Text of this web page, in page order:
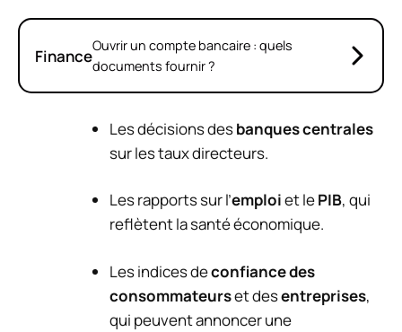
FinanceOuvrir un compte bancaire : quels
documents fournir ?
Les décisions desbanques centrales
sur les taux directeurs.
Les rapports sur l’emploiet lePIB, qui
reflètent la santé économique.
Les indices deconfiance des
consommateurset desentreprises,
qui peuvent annoncer une